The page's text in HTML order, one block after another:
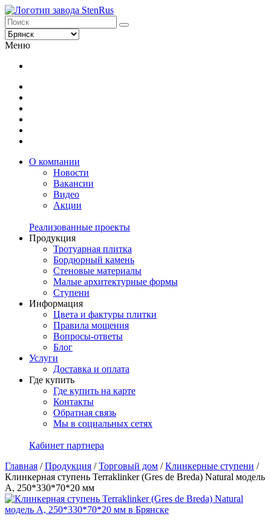
Меню
О компании
Новости
Вакансии
Видео
Акции
Реализованные проекты
Продукция
Тротуарная плитка
Бордюрный камень
Стеновые материалы
Малые архитектурные формы
Ступени
Информация
Цвета и фактуры плитки
Правила мощения
Вопросы-ответы
Блог
Услуги
Доставка и оплата
Где купить
Где купить на карте
Контакты
Обратная связь
Мы в социальных сетях
Кабинет партнера
Главная /Продукция /Торговый дом /Клинкерные ступени /
Клинкерная ступень Terraklinker (Gres de Breda) Natural модель
A, 250*330*70*20 мм